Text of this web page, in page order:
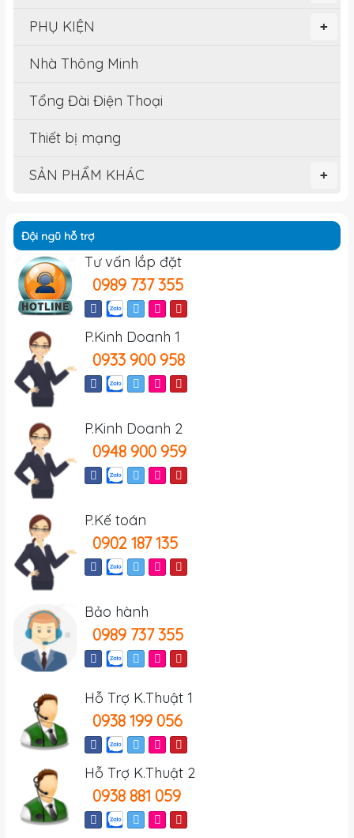
+
PHỤ KIỆN
Nhà Thông Minh
Tổng Đài Điện Thoại
Thiết bị mạng
+
SẢN PHẨM KHÁC
Đội ngũ hỗ trợ
Tư vấn lắp đặt
0989 737 355
P.Kinh Doanh 1
0933 900 958
P.Kinh Doanh 2
0948 900 959
P.Kế toán
0902 187 135
Bảo hành
0989 737 355
Hỗ Trợ K.Thuật 1
0938 199 056
Hỗ Trợ K.Thuật 2
0938 881 059